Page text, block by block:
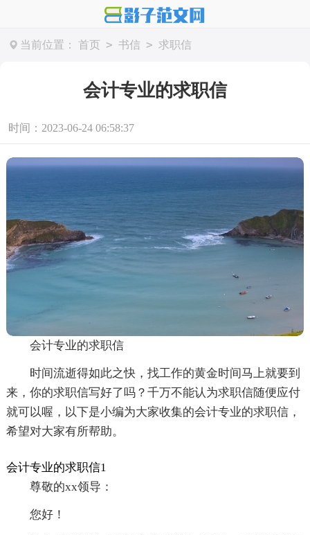
当前位置： 首页 > 书信 > 求职信
会计专业的求职信
时间：2023-06-24 06:58:37
会计专业的求职信
时间流逝得如此之快，找工作的黄金时间马上就要到
来，你的求职信写好了吗？千万不能认为求职信随便应付
就可以喔，以下是小编为大家收集的会计专业的求职信，
希望对大家有所帮助。
会计专业的求职信1
尊敬的xx领导：
您好！